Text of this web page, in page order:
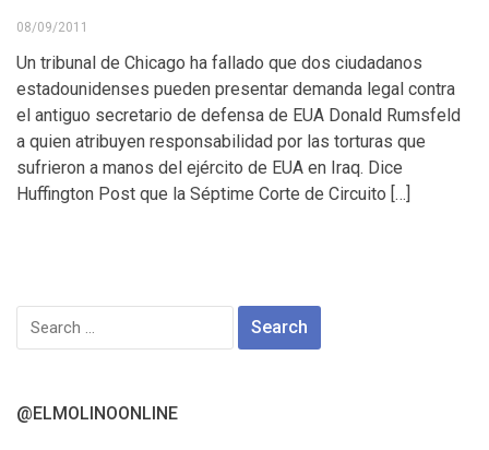
08/09/2011
Un tribunal de Chicago ha fallado que dos ciudadanos
estadounidenses pueden presentar demanda legal contra
el antiguo secretario de defensa de EUA Donald Rumsfeld
a quien atribuyen responsabilidad por las torturas que
sufrieron a manos del ejército de EUA en Iraq. Dice
Huffington Post que la Séptime Corte de Circuito […]
Search
for:
@ELMOLINOONLINE